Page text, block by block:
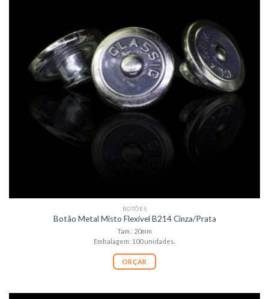
BOTÕES
Botão Metal Misto Flexível B214 Cinza/Prata
Tam.: 20mm
Embalagem: 100 unidades.
ORÇAR